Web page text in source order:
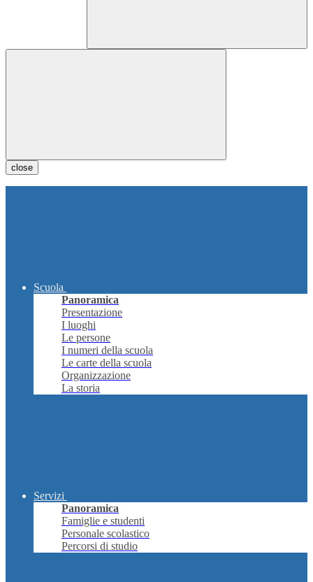
close
Scuola
Panoramica
Presentazione
I luoghi
Le persone
I numeri della scuola
Le carte della scuola
Organizzazione
La storia
Servizi
Panoramica
Famiglie e studenti
Personale scolastico
Percorsi di studio